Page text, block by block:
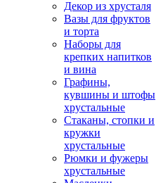
Декор из хрусталя
Вазы для фруктов
и торта
Наборы для
крепких напитков
и вина
Графины,
кувшины и штофы
хрустальные
Стаканы, стопки и
кружки
хрустальные
Рюмки и фужеры
хрустальные